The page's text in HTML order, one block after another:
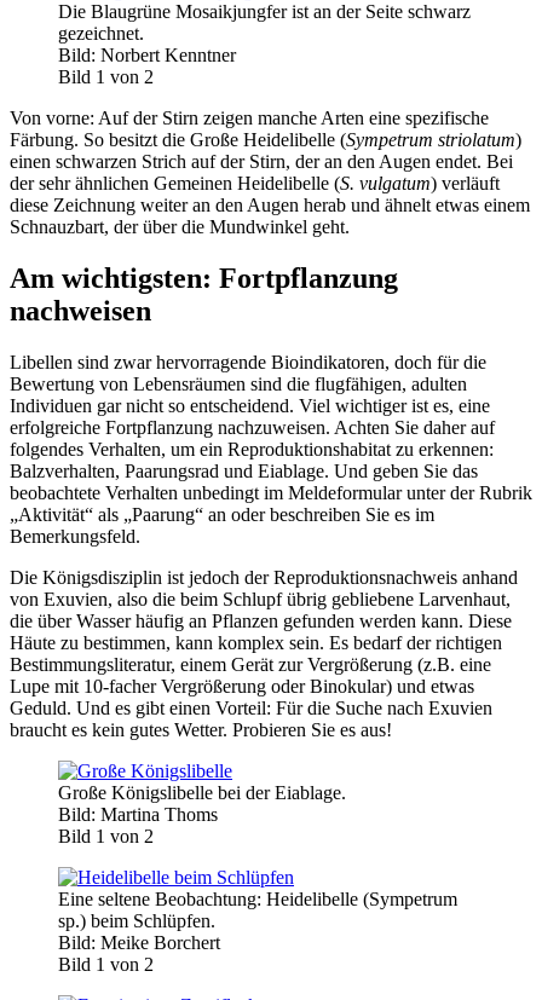
Die Blaugrüne Mosaikjungfer ist an der Seite schwarz
gezeichnet.
Bild: Norbert Kenntner
Bild 1 von 2
Von vorne: Auf der Stirn zeigen manche Arten eine spezifische
Färbung. So besitzt die Große Heidelibelle (Sympetrum striolatum)
einen schwarzen Strich auf der Stirn, der an den Augen endet. Bei
der sehr ähnlichen Gemeinen Heidelibelle (S. vulgatum) verläuft
diese Zeichnung weiter an den Augen herab und ähnelt etwas einem
Schnauzbart, der über die Mundwinkel geht.
Am wichtigsten: Fortpflanzung
nachweisen
Libellen sind zwar hervorragende Bioindikatoren, doch für die
Bewertung von Lebensräumen sind die flugfähigen, adulten
Individuen gar nicht so entscheidend. Viel wichtiger ist es, eine
erfolgreiche Fortpflanzung nachzuweisen. Achten Sie daher auf
folgendes Verhalten, um ein Reproduktionshabitat zu erkennen:
Balzverhalten, Paarungsrad und Eiablage. Und geben Sie das
beobachtete Verhalten unbedingt im Meldeformular unter der Rubrik
„Aktivität“ als „Paarung“ an oder beschreiben Sie es im
Bemerkungsfeld.
Die Königsdisziplin ist jedoch der Reproduktionsnachweis anhand
von Exuvien, also die beim Schlupf übrig gebliebene Larvenhaut,
die über Wasser häufig an Pflanzen gefunden werden kann. Diese
Häute zu bestimmen, kann komplex sein. Es bedarf der richtigen
Bestimmungsliteratur, einem Gerät zur Vergrößerung (z.B. eine
Lupe mit 10-facher Vergrößerung oder Binokular) und etwas
Geduld. Und es gibt einen Vorteil: Für die Suche nach Exuvien
braucht es kein gutes Wetter. Probieren Sie es aus!
Große Königslibelle bei der Eiablage.
Bild: Martina Thoms
Bild 1 von 2
Eine seltene Beobachtung: Heidelibelle (Sympetrum
sp.) beim Schlüpfen.
Bild: Meike Borchert
Bild 1 von 2